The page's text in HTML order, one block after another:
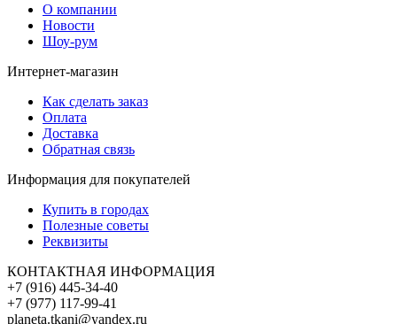
О компании
Новости
Шоу-рум
Интернет-магазин
Как сделать заказ
Оплата
Доставка
Обратная связь
Информация для покупателей
Купить в городах
Полезные советы
Реквизиты
КОНТАКТНАЯ ИНФОРМАЦИЯ
+7 (916) 445-34-40
+7 (977) 117-99-41
planeta.tkani@yandex.ru